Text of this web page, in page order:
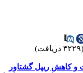
کاهش ریپل گشتاور